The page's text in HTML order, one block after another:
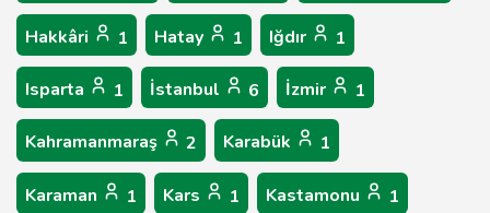
Hakkâri 1 Hatay 1 Iğdır 1
Isparta 1 İstanbul 6 İzmir 1
Kahramanmaraş 2 Karabük 1
Karaman 1 Kars 1 Kastamonu 1